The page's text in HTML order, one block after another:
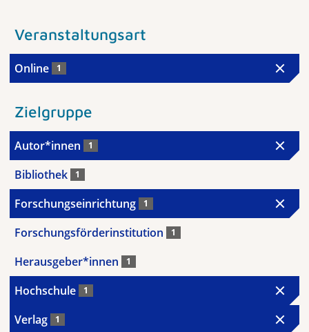
Veranstaltungsart
Online 1
Zielgruppe
Autor*innen 1
Bibliothek 1
Forschungseinrichtung 1
Forschungsförderinstitution 1
Herausgeber*innen 1
Hochschule 1
Verlag 1